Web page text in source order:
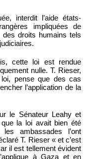
interdit l’aide états-
impliquées de
des droits humains tels
cette loi est rendue
nulle. T. Rieser,
pense que des cas
l’application de la
le Sénateur Leahy et
la loi avait bien été
ambassades l’ont
T. Rieser « et c’est
il est tellement évident
à Gaza et en